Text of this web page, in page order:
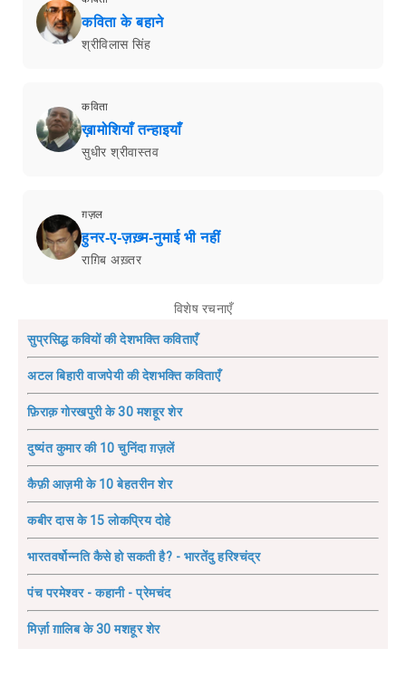
कविता के बहाने
श्रीविलास सिंह
कविता
ख़ामोशियाँ तन्हाइयाँ
सुधीर श्रीवास्तव
ग़ज़ल
हुनर-ए-ज़ख़्म-नुमाई भी नहीं
राग़िब अख़्तर
विशेष रचनाएँ
सुप्रसिद्ध कवियों की देशभक्ति कविताएँ
अटल बिहारी वाजपेयी की देशभक्ति कविताएँ
फ़िराक़ गोरखपुरी के 30 मशहूर शेर
दुष्यंत कुमार की 10 चुनिंदा ग़ज़लें
कैफ़ी आज़मी के 10 बेहतरीन शेर
कबीर दास के 15 लोकप्रिय दोहे
भारतवर्षोन्नति कैसे हो सकती है? - भारतेंदु हरिश्चंद्र
पंच परमेश्वर - कहानी - प्रेमचंद
मिर्ज़ा ग़ालिब के 30 मशहूर शेर